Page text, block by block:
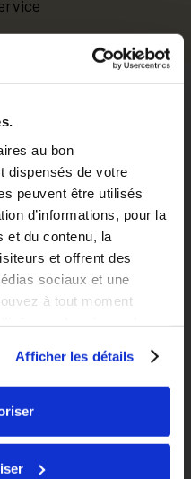
au bon
dispensés de votre
peuvent être utilisés
d’informations, pour la
et du contenu, la
et offrent des
sociaux et une
à tout moment
Afficher les détails
le quartier